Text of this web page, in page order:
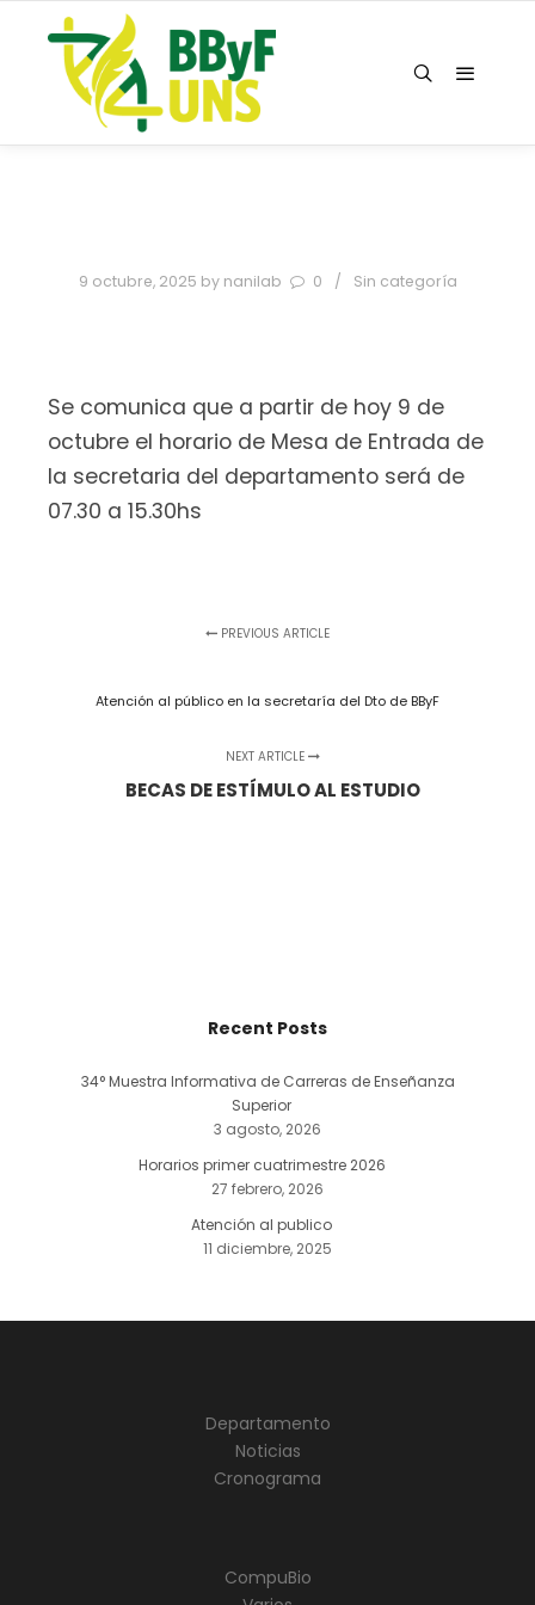
9 octubre, 2025 by nanilab 0 Sin categoría
Se comunica que a partir de hoy 9 de
octubre el horario de Mesa de Entrada de
la secretaria del departamento será de
07.30 a 15.30hs
PREVIOUS ARTICLE
Atención al público en la secretaría del Dto de BByF
NEXT ARTICLE
BECAS DE ESTÍMULO AL ESTUDIO
Recent Posts
34° Muestra Informativa de Carreras de Enseñanza
Superior
3 agosto, 2026
Horarios primer cuatrimestre 2026
27 febrero, 2026
Atención al publico
11 diciembre, 2025
Departamento
Noticias
Cronograma
CompuBio